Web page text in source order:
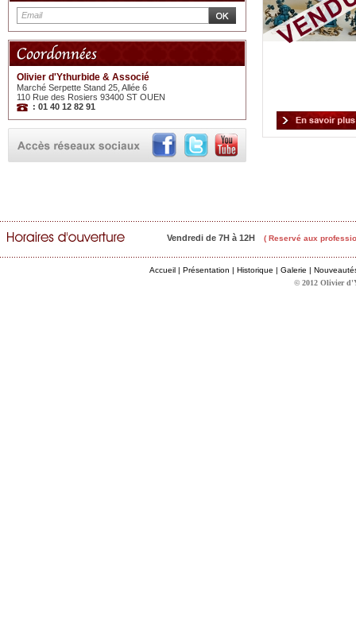
Olivier d'Ythurbide & Associé
Marché Serpette Stand 25, Allée 6
110 Rue des Rosiers 93400 ST OUEN
: 01 40 12 82 91
Vendredi de 7H à 12H ( Reservé aux
Accueil | Présentation | Historique | Galerie |
© 2012 Olivier